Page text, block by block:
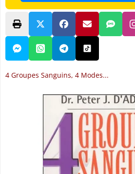
4 Groupes Sanguins, 4 Modes...